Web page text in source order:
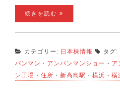
続きを読む
カテゴリー: 日本株情報 タグ:
パンマン ・ アンパンマンショー ・ ア
ン工場 ・ 住所 ・ 新高島駅 ・ 横浜 ・ 横